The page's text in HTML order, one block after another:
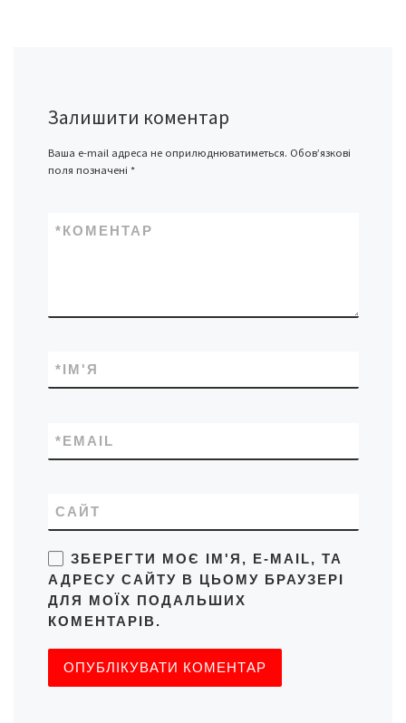
Залишити коментар
Ваша e-mail адреса не оприлюднюватиметься. Обов’язкові
поля позначені *
КОМЕНТАР
*
ІМ'Я
*
EMAIL
*
САЙТ
ЗБЕРЕГТИ МОЄ ІМ'Я, E-MAIL, ТА
АДРЕСУ САЙТУ В ЦЬОМУ БРАУЗЕРІ
ДЛЯ МОЇХ ПОДАЛЬШИХ
КОМЕНТАРІВ.